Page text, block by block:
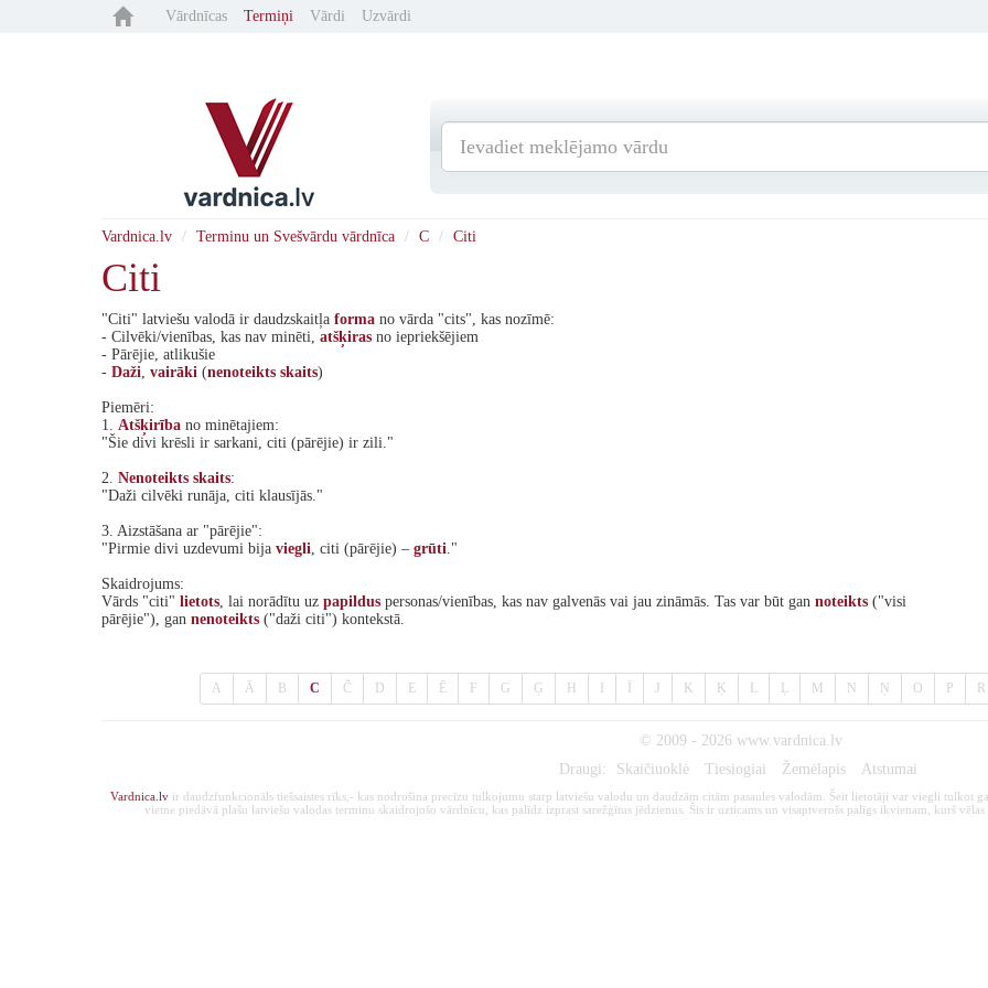
Vārdnīcas Termiņi Vārdi Uzvārdi
Vardnica.lv Terminu un Svešvārdu vārdnīca C Citi
Citi
"Citi" latviešu valodā ir daudzskaitļa forma no vārda "cits", kas nozīmē:
- Cilvēki/vienības, kas nav minēti, atšķiras no iepriekšējiem
- Pārējie, atlikušie
- Daži, vairāki (nenoteikts skaits)
Piemēri:
1. Atšķirība no minētajiem:
"Šie divi krēsli ir sarkani, citi (pārējie) ir zili."
2. Nenoteikts skaits:
"Daži cilvēki runāja, citi klausījās."
3. Aizstāšana ar "pārējie":
"Pirmie divi uzdevumi bija viegli, citi (pārējie) – grūti."
Skaidrojums:
Vārds "citi" lietots, lai norādītu uz papildus personas/vienības, kas nav galvenās vai jau zināmās. Tas var būt gan noteikts ("visi
pārējie"), gan nenoteikts ("daži citi") kontekstā.
A Ā B C Č D E Ē F G Ģ H J K Ķ L Ļ M N Ņ O P R
© 2009 - 2026 www.vardnica.lv
Draugi:
Skaičiuoklė Tiesiogiai Žemėlapis Atstumai
Vardnica.lvir daudzfunkcionāls tiešsaistes rīks,- kas nodrošina precīzu tulkojumu starp latviešu valodu un daudzām citām pasaules valodām. Šeit lietotāji var viegli tulkot
vietne piedāvā plašu latviešu valodas terminu skaidrojošo vārdnīcu, kas palīdz izprast sarežģītus jēdzienus. Šis ir uzticams un visaptverošs palīgs ikvienam, kurš vēlas